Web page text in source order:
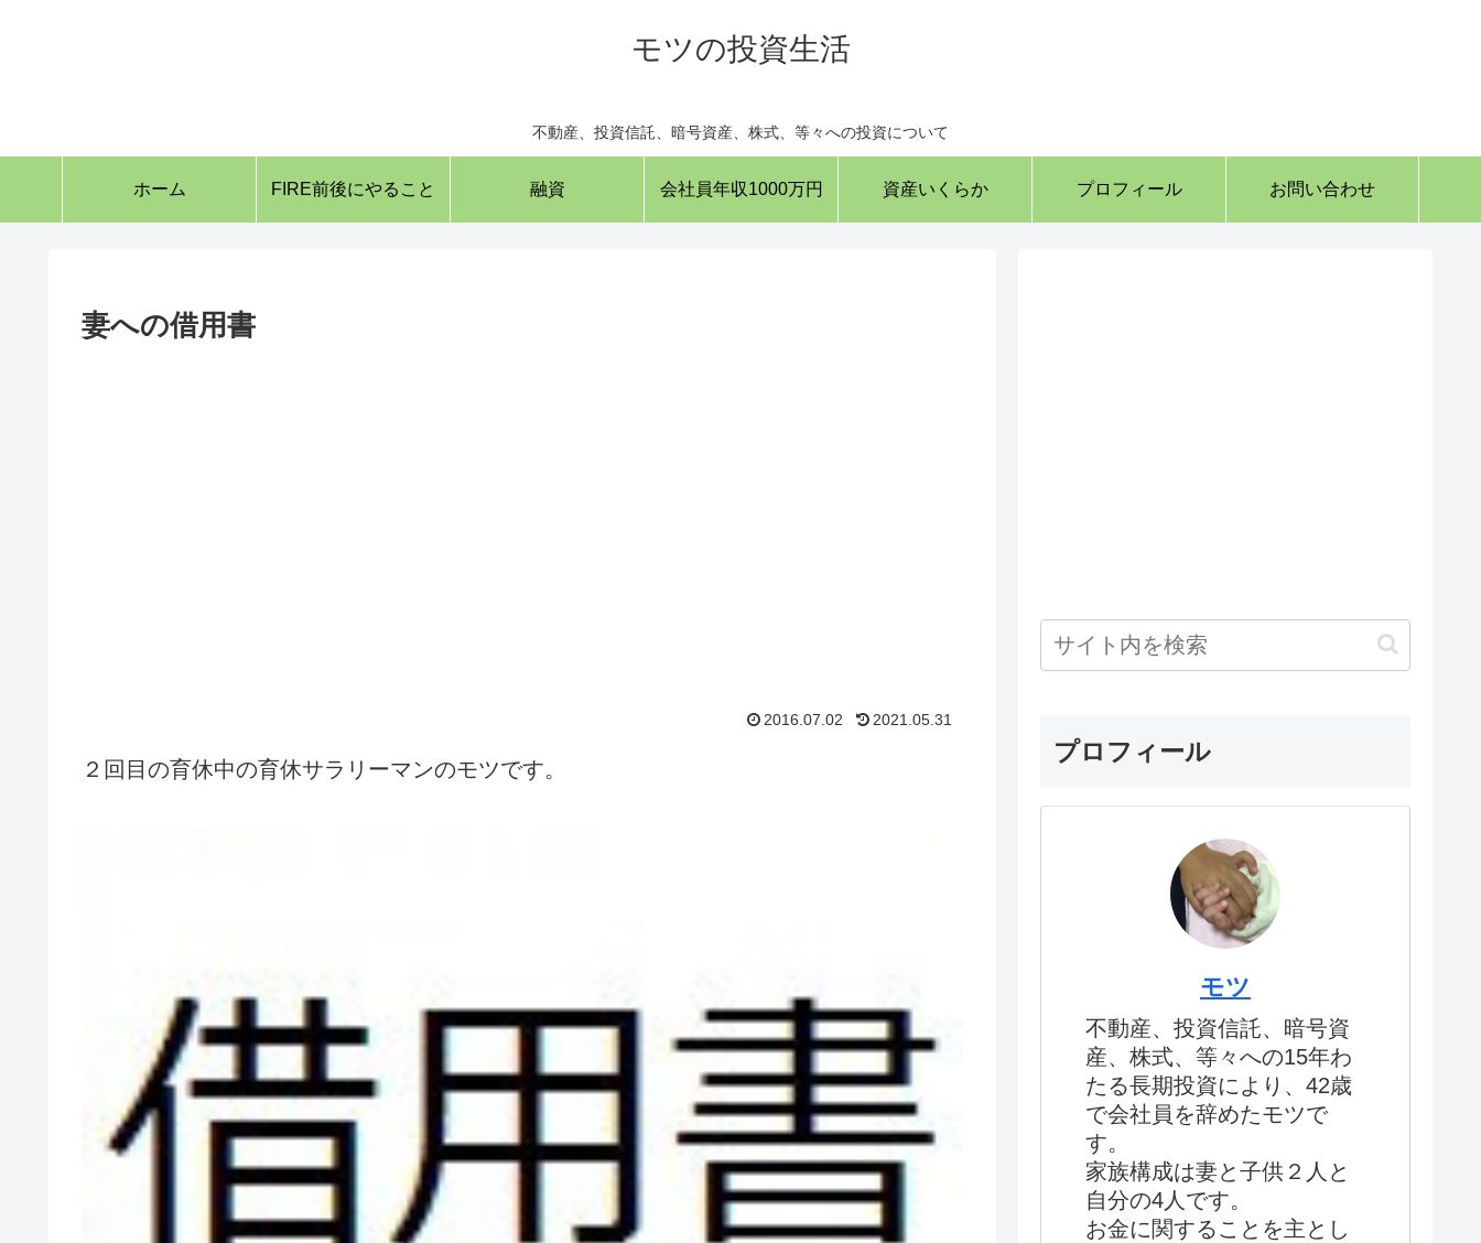
モツの投資生活
不動産、投資信託、暗号資産、株式、等々への投資について
ホーム FIRE前後にやること 融資 会社員年収1000万円 資産いくらか プロフィール お問い合わせ
妻への借用書
2016.07.02 2021.05.31
２回目の育休中の育休サラリーマンのモツです。
プロフィール
モツ
不動産、投資信託、暗号資
産、株式、等々への15年わ
たる長期投資により、42歳
で会社員を辞めたモツで
す。
家族構成は妻と子供２人と
自分の4人です。
お金に関することを主とし